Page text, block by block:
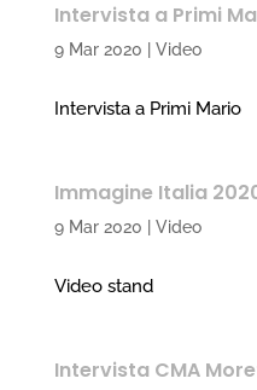
Intervista a Primi
9 Mar 2020 Video
Intervista a Primi Mario
Immagine Italia
9 Mar 2020 Video
Video stand
Intervista CMA